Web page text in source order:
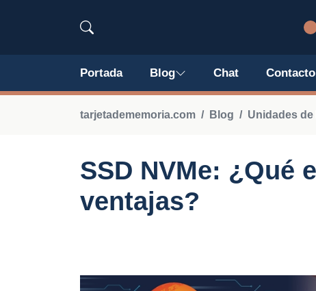
Portada Blog Chat Contacto
tarjetadememoria.com Blog Unidades
SSD NVMe: ¿Qué
ventajas?